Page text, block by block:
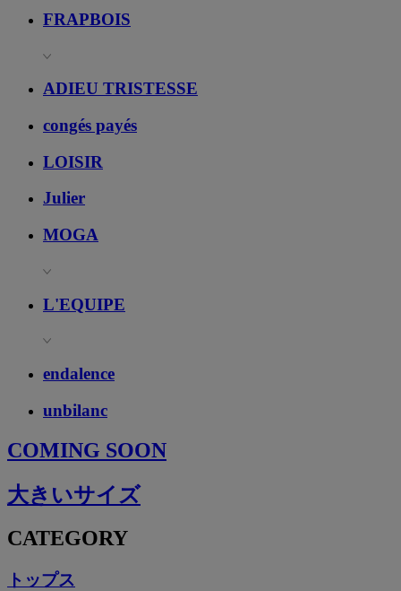
FRAPBOIS
ADIEU TRISTESSE
congés payés
LOISIR
Julier
MOGA
L'EQUIPE
endalence
unbilanc
COMING SOON
大きいサイズ
CATEGORY
トップス